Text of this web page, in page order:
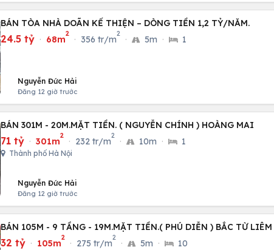
BÁN TÒA NHÀ DOÃN KẾ THIỆN – DÒNG TIỀN 1,2 TỶ/NĂM.
24.5 tỷ · 68m
2
· 356 tr/m
2
· 5m · 1
Nguyễn Đức Hải
Đăng 12 giờ trước
BÁN 301M - 20M.MẶT TIỀN. ( NGUYỄN CHÍNH ) HOÀNG MAI
71 tỷ · 301m
2
· 232 tr/m
2
· 10m · 1
Thành phố Hà Nội
Nguyễn Đức Hải
Đăng 12 giờ trước
BÁN 105M - 9 TẦNG - 19M.MẶT TIỀN.( PHÚ DIỄN ) BẮC TỪ LIÊM
32 tỷ · 105m
2
· 275 tr/m
2
· 5m · 10